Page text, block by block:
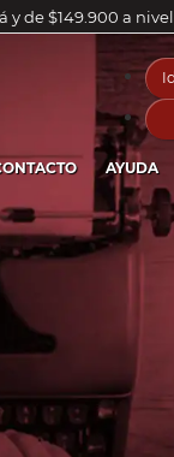
y de $149.900 a
AYUDA